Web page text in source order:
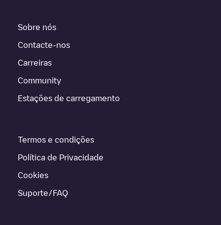
Sobre nós
Contacte-nos
Carreiras
Community
Estações de carregamento
Termos e condições
Política de Privacidade
Cookies
Suporte/FAQ